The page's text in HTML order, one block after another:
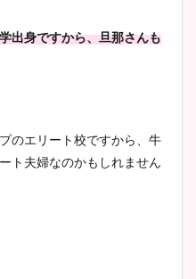
まとめ！足も美脚でカップも
池谷実悠アナのメガネ画像が
かわいい！カップや水着姿も
出身ですから、旦那さんも
のエリート校ですから、牛
ト夫婦なのかもしれません